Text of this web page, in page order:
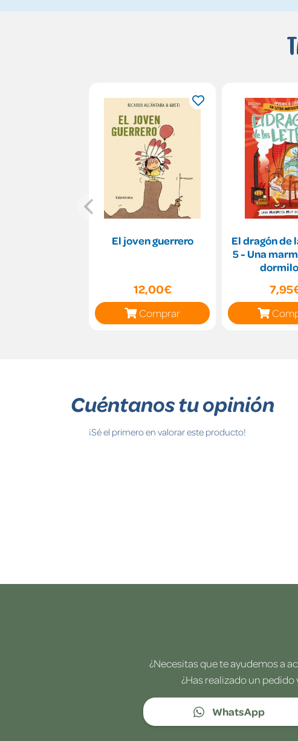
El joven guerrero
12,00€
Comprar
El dragón de
5 - Una
Cuéntanos tu opinión
¡Sé el primero en valorar este producto!
¿Necesitas que te ayudemos a
¿Has realizado un
WhatsApp